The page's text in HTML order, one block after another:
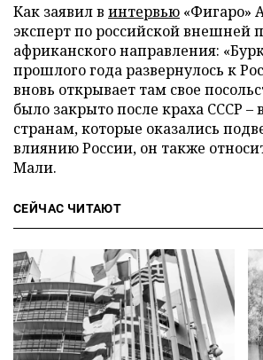
Как заявил в интервью «Фигаро»
эксперт по российской внешней
африканского направления:
прошлого года развернулось к
вновь открывает там свое
было закрыто после краха СССР –
странам, которые оказались
влиянию России, он также
Мали.
СЕЙЧАС ЧИТАЮТ